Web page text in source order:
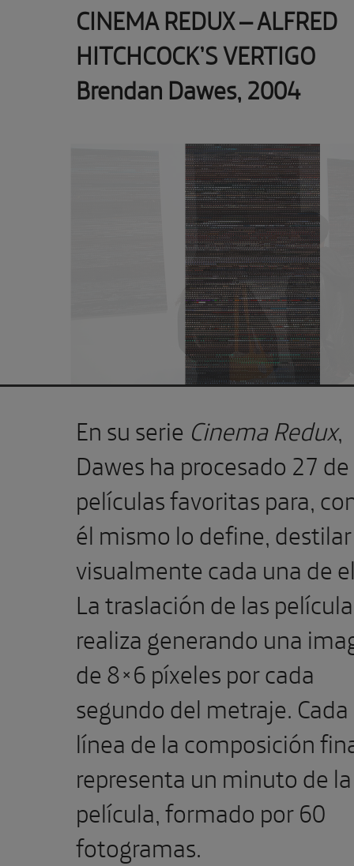
CINEMA REDUX – ALFRED
HITCHCOCK’S VERTIGO
Brendan Dawes, 2004
En su serie Cinema Redux,
Dawes ha procesado 27
películas favoritas para,
él mismo lo define, destilar
visualmente cada una de
La traslación de las
realiza generando una
de 8×6 píxeles por cada
segundo del metraje. Cada
línea de la composición
representa un minuto de la
película, formado por 60
fotogramas.